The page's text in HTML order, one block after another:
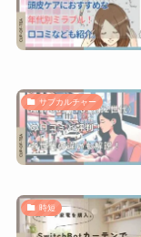
サブカルチャー
時短